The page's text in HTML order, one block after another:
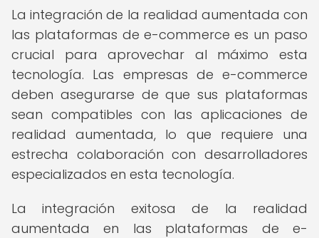
La integración de la realidad aumentada con
las plataformas de e-commerce es un paso
crucial para aprovechar al máximo esta
tecnología. Las empresas de e-commerce
deben asegurarse de que sus plataformas
sean compatibles con las aplicaciones de
realidad aumentada, lo que requiere una
estrecha colaboración con desarrolladores
especializados en esta tecnología.
La integración exitosa de la realidad
aumentada en las plataformas de e-